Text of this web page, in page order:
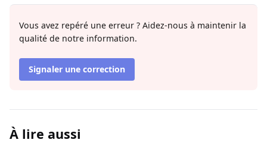
Vous avez repéré une erreur ? Aidez-nous à maintenir la
qualité de notre information.
Signaler une correction
À lire aussi